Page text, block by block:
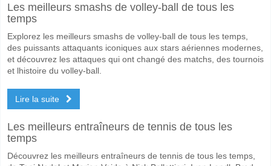
Les meilleurs smashs de volley-ball de tous les
temps
Explorez les meilleurs smashs de volley-ball de tous les temps,
des puissants attaquants iconiques aux stars aériennes modernes,
et découvrez les attaques qui ont changé des matchs, des tournois
et lhistoire du volley-ball.
Lire la suite
Les meilleurs entraîneurs de tennis de tous les
temps
Découvrez les meilleurs entraîneurs de tennis de tous les temps,